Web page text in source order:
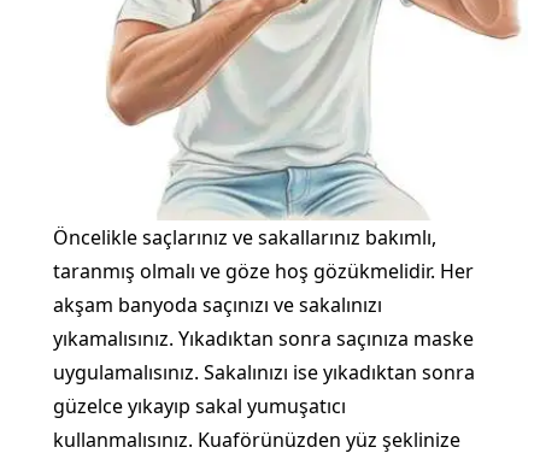
Öncelikle saçlarınız ve sakallarınız bakımlı,
taranmış olmalı ve göze hoş gözükmelidir. Her
akşam banyoda saçınızı ve sakalınızı
yıkamalısınız. Yıkadıktan sonra saçınıza maske
uygulamalısınız. Sakalınızı ise yıkadıktan sonra
güzelce yıkayıp sakal yumuşatıcı
kullanmalısınız. Kuaförünüzden yüz şeklinize